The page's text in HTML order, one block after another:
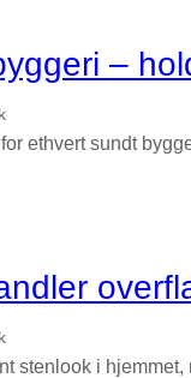
–
ethvert sundt
stenlook i